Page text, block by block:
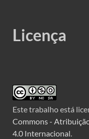
Licença
Este trabalho está
Commons -
4.0 Internacional